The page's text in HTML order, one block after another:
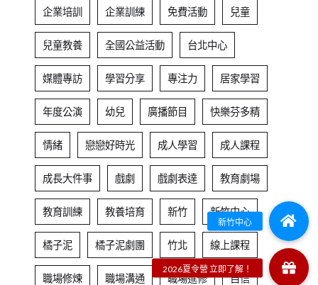
企業培訓 企業訓練 免費活動 兒童
兒童教養 全國公益活動 台北中心
媒體專訪 學習分享 專注力 居家學習
年度公演 幼兒 廣播節目 快樂芬多精
情緒 戀戀好時光 成人學習 成人課程
成長大件事 戲劇 戲劇表達 教育劇場
教育訓練 教養培育 新竹 新竹中心
橘子泥 橘子泥劇團 竹北 線上課程
職場修煉 職場溝通 職場進修 自信